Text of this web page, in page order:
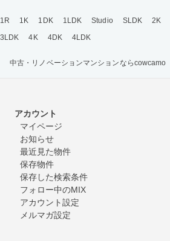
1R 1K 1DK 1LDK Studio SLDK 2K
3LDK
4K 4DK 4LDK
中古・リノベーションマンションならcowcamo
アカウント
マイページ
お知らせ
最近見た物件
保存物件
保存した検索条件
フォロー中のMIX
アカウント設定
メルマガ設定